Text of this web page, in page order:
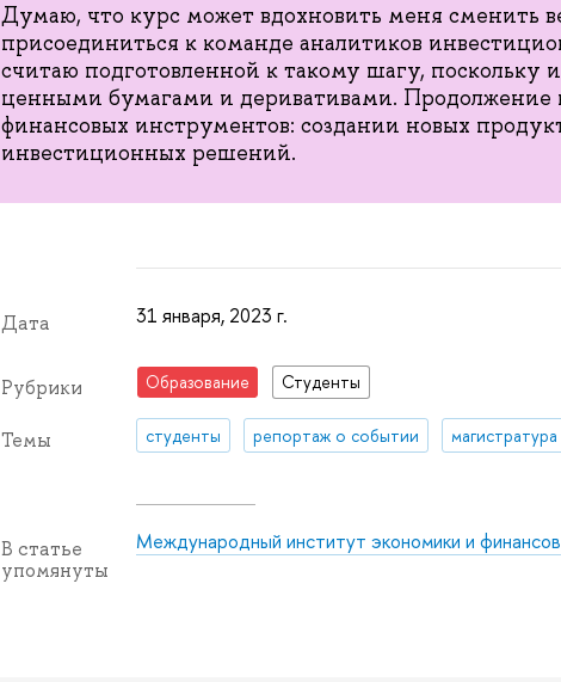
Думаю, что курс может вдохновить меня сменить
присоединиться к команде аналитиков
считаю подготовленной к такому шагу,
ценными бумагами и деривативами. Продолжение
финансовых инструментов: создании новых
инвестиционных решений.
Дата 31 января, 2023 г.
Рубрики Образование Студенты
Темы студенты репортаж о событии магистратура
В статье
упомянуты
Международный институт экономики и финансов